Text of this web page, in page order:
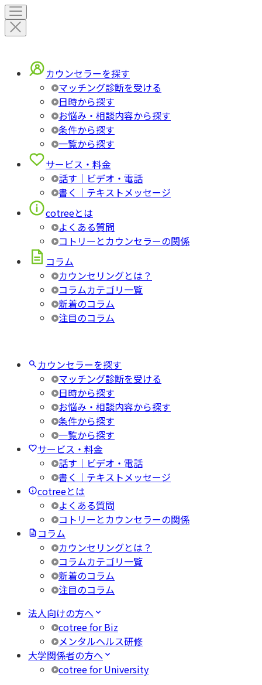
カウンセラーを探す
マッチング診断を受ける
日時から探す
お悩み・相談内容から探す
条件から探す
一覧から探す
サービス・料金
話す｜ビデオ・電話
書く｜テキストメッセージ
cotreeとは
よくある質問
コトリーとカウンセラーの関係
コラム
カウンセリングとは？
コラムカテゴリ一覧
新着のコラム
注目のコラム
カウンセラーを探す
マッチング診断を受ける
日時から探す
お悩み・相談内容から探す
条件から探す
一覧から探す
サービス・料金
話す｜ビデオ・電話
書く｜テキストメッセージ
cotreeとは
よくある質問
コトリーとカウンセラーの関係
コラム
カウンセリングとは？
コラムカテゴリ一覧
新着のコラム
注目のコラム
法人向けの方へ
cotree for Biz
メンタルヘルス研修
大学関係者の方へ
cotree for University